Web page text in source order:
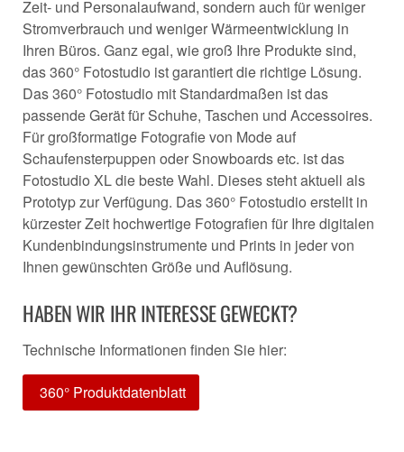
Zeit- und Personalaufwand, sondern auch für weniger
Stromverbrauch und weniger Wärmeentwicklung in
Ihren Büros. Ganz egal, wie groß Ihre Produkte sind,
das 360° Fotostudio ist garantiert die richtige Lösung.
Das 360° Fotostudio mit Standardmaßen ist das
passende Gerät für Schuhe, Taschen und Accessoires.
Für großformatige Fotografie von Mode auf
Schaufensterpuppen oder Snowboards etc. ist das
Fotostudio XL die beste Wahl. Dieses steht aktuell als
Prototyp zur Verfügung. Das 360° Fotostudio erstellt in
kürzester Zeit hochwertige Fotografien für Ihre digitalen
Kundenbindungsinstrumente und Prints in jeder von
Ihnen gewünschten Größe und Auflösung.
HABEN WIR IHR INTERESSE GEWECKT?
Technische Informationen finden Sie hier:
360° Produktdatenblatt